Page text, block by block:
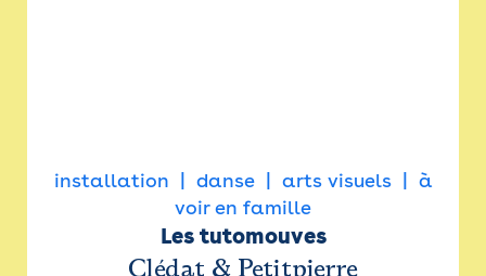
installation danse arts visuels
à
voir en famille
Les tutomouves
Clédat & Petitpierre